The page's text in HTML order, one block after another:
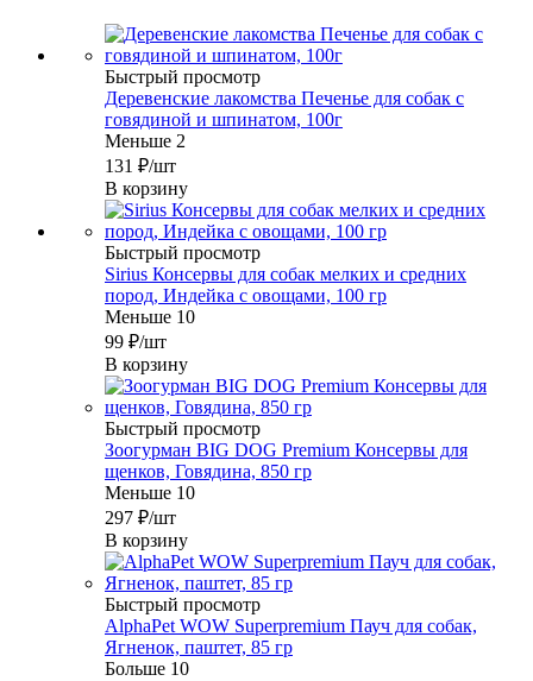
Быстрый просмотр
Деревенские лакомства Печенье для собак с
говядиной и шпинатом, 100г
Меньше 2
131 ₽/шт
В корзину
Быстрый просмотр
Sirius Консервы для собак мелких и средних
пород, Индейка с овощами, 100 гр
Меньше 10
99 ₽/шт
В корзину
Быстрый просмотр
Зоогурман BIG DOG Premium Консервы для
щенков, Говядина, 850 гр
Меньше 10
297 ₽/шт
В корзину
Быстрый просмотр
AlphaPet WOW Superpremium Пауч для собак,
Ягненок, паштет, 85 гр
Больше 10